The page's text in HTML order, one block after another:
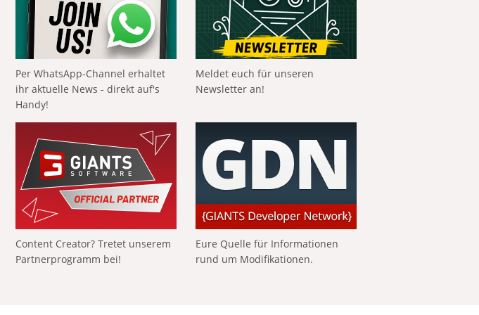
Per WhatsApp-Channel erhaltet
ihr aktuelle News - direkt auf's
Handy!
Meldet euch für unseren
Newsletter an!
Content Creator? Tretet unserem
Partnerprogramm bei!
Eure Quelle für Informationen
rund um Modifikationen.